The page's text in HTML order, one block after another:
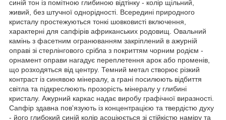
синій тон із помітною глибиною відтінку - колір щільний,
живий, без штучної однорідності. Всередині природного
кристалу простежуються тонкі шовковисті включення,
характерні для сапфірів африканських родовищ. Овальний
камінь з фасетним огранюванням закріплений в ажурній
оправі зі стерлінгового срібла з покриттям чорним родієм -
орнамент оправи нагадує переплетення арок або променів,
що розходяться від центру. Темний метал створює різкий
контраст із синявою мінералу, а грані посилюють відбиття
світла та підкреслюють прозорість мінералу у глибині
кристалу. Ажурний каркас надає виробу графічної виразності.
Сапфір здавна пов'язують із концентрацією та твердістю духу
- його глибокий синій колір асоціюється зі стійкістю наміру та